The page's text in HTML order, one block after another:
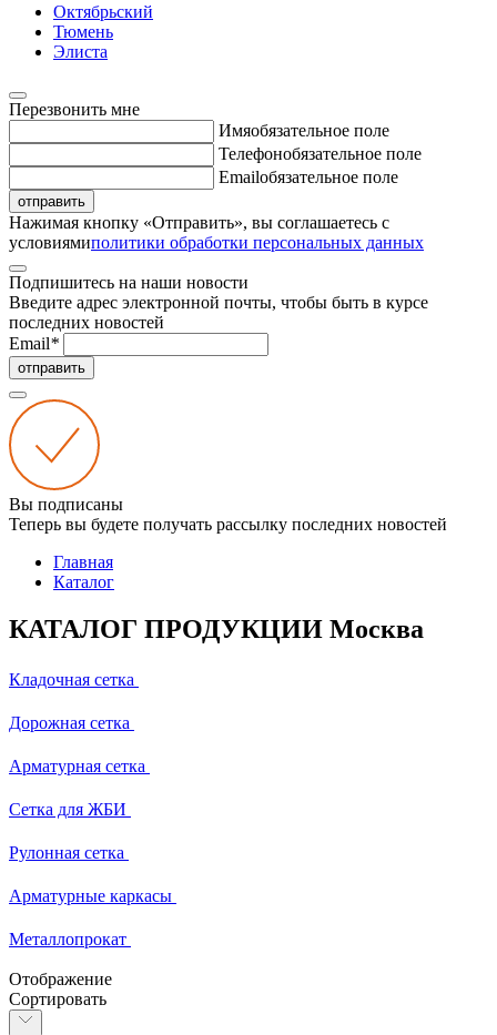
Октябрьский
Тюмень
Элиста
Перезвонить мне
Имяобязательное поле
Телефонобязательное поле
Emailобязательное поле
отправить
Нажимая кнопку «Отправить», вы соглашаетесь с
условиямиполитики обработки персональных данных
Подпишитесь на наши новости
Введите адрес электронной почты, чтобы быть в курсе
последних новостей
Email*
отправить
Вы подписаны
Теперь вы будете получать рассылку последних новостей
Главная
Каталог
КАТАЛОГ ПРОДУКЦИИ Москва
Кладочная сетка
Дорожная сетка
Арматурная сетка
Сетка для ЖБИ
Рулонная сетка
Арматурные каркасы
Металлопрокат
Отображение
Сортировать